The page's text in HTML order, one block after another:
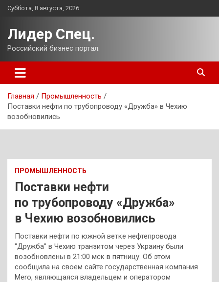
Перейти
Суббота, 8 августа, 2026
Лидер Спец.
Российский бизнес портал.
Главная
Промышленность
Поставки нефти по трубопроводу «Дружба» в Чехию
возобновились
ПРОМЫШЛЕННОСТЬ
Поставки нефти
по трубопроводу «Дружба»
в Чехию возобновились
Поставки нефти по южной ветке нефтепровода
"Дружба" в Чехию транзитом через Украину были
возобновлены в 21:00 мск в пятницу. Об этом
сообщила на своем сайте государственная компания
Mero, являющаяся владельцем и оператором